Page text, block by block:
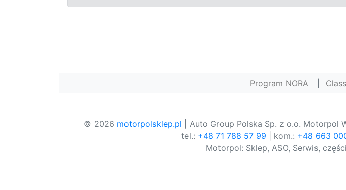
Program NORA
© 2026 motorpolsklep.pl | Auto Group Polska Sp. z o.o. Motorpol
tel.: +48 71 788 57 99 | kom.: +48 663
Motorpol: Sklep, ASO, Serwis,